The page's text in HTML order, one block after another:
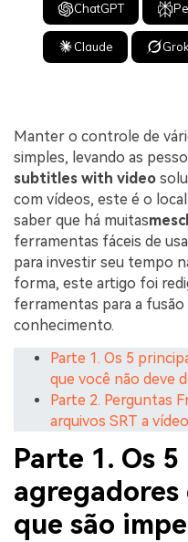
ChatGPT
Claude Grok
Manter o controle de
simples, levando as
subtitles with video
com vídeos, este é o
saber que há muitas
ferramentas fáceis de
para investir seu tempo
forma, este artigo foi
ferramentas para a fusão
conhecimento.
Parte 1. Os 5
que você não deve
Parte 2. Perguntas
arquivos SRT a
Parte 1. Os
agregadores
que são